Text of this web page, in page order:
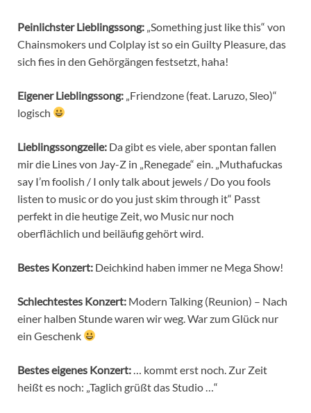
Peinlichster Lieblingssong: „Something just like this“ von
Chainsmokers und Colplay ist so ein Guilty Pleasure, das
sich fies in den Gehörgängen festsetzt, haha!
Eigener Lieblingssong: „Friendzone (feat. Laruzo, Sleo)“
logisch
Lieblingssongzeile: Da gibt es viele, aber spontan fallen
mir die Lines von Jay-Z in „Renegade“ ein. „Muthafuckas
say I’m foolish / I only talk about jewels / Do you fools
listen to music or do you just skim through it“ Passt
perfekt in die heutige Zeit, wo Music nur noch
oberflächlich und beiläufig gehört wird.
Bestes Konzert: Deichkind haben immer ne Mega Show!
Schlechtestes Konzert: Modern Talking (Reunion) – Nach
einer halben Stunde waren wir weg. War zum Glück nur
ein Geschenk
Bestes eigenes Konzert:… kommt erst noch. Zur Zeit
heißt es noch: „Taglich grüßt das Studio …“